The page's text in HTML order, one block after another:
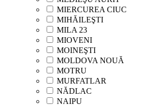
MIERCUREA CIUC
MIHĂILEŞTI
MILA 23
MIOVENI
MOINEŞTI
MOLDOVA NOUĂ
MOTRU
MURFATLAR
NĂDLAC
NAIPU